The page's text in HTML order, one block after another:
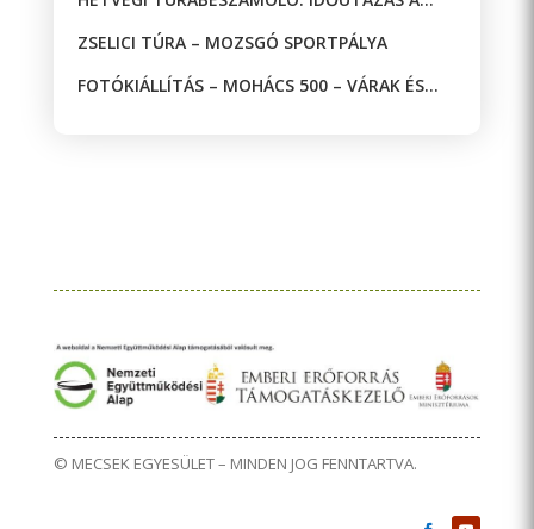
ZSELICI TÚRA – MOZSGÓ SPORTPÁLYA
FOTÓKIÁLLÍTÁS – MOHÁCS 500 – VÁRAK ÉS
© MECSEK EGYESÜLET – MINDEN JOG FENNTARTVA.